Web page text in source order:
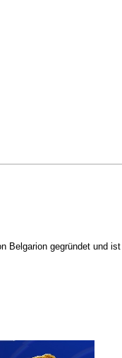
Belgarion gegründet und